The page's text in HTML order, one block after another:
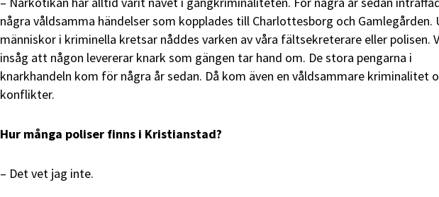
några våldsamma händelser som kopplades till Charlottesborg och Gamlegården.
människor i kriminella kretsar nåddes varken av våra fältsekreterare eller polisen.
insåg att någon levererar knark som gängen tar hand om. De stora pengarna i
knarkhandeln kom för några år sedan. Då kom även en våldsammare kriminalitet
konflikter.
Hur många poliser finns i Kristianstad?
– Det vet jag inte.